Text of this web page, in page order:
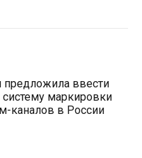
предложила ввести
маркировки
каналов в России